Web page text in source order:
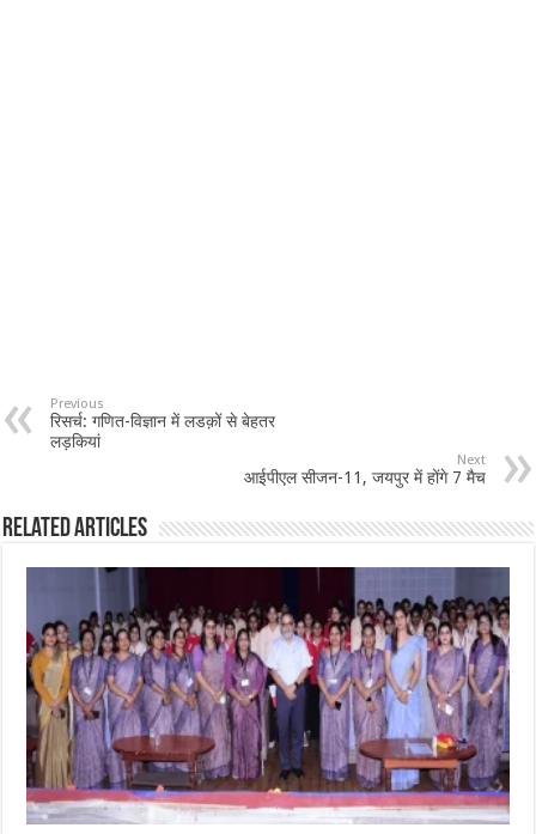
Previous
रिसर्च: गणित-विज्ञान में लडक़ों से बेहतर
लड़कियां
Next
आईपीएल सीजन-11, जयपुर में होंगे 7 मैच
Related Articles